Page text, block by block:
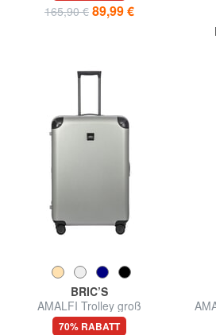
165,90 € 89,99 €
BRIC’S
AMALFI Trolley groß
70% RABATT